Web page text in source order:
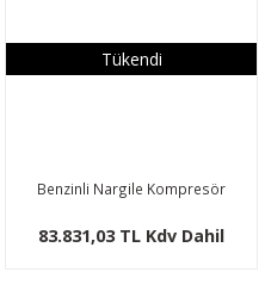
Tükendi
Benzinli Nargile Kompresör
83.831,03 TL Kdv Dahil